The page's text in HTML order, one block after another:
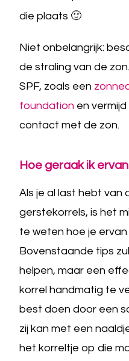
die plaats 🙂
Niet onbelangrijk:
de straling van de
SPF, zoals een
foundation en
contact met de zon.
Hoe geraak ik
Als je al last hebt van
gerstekorrels, is het
te weten hoe je
Bovenstaande tips
helpen, maar een
korrel handmatig te
best doen door een
zij kan met een
het korreltje op die